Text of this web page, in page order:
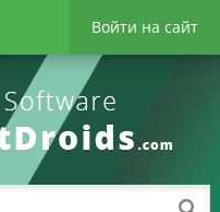
Войти на сайт